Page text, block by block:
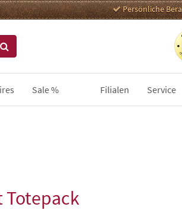
Persönliche
Sale % Filialen Service
Totepack